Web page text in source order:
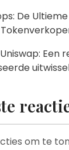
De
Een
om te